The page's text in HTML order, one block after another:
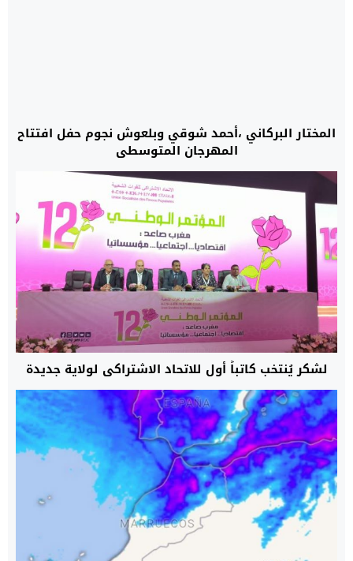
المختار البركاني ،أحمد شوقي وبلعوش نجوم حفل افتتاح
المهرجان المتوسطي
لشكر يُنتخب كاتباً أول للاتحاد الاشتراكي لولاية جديدة